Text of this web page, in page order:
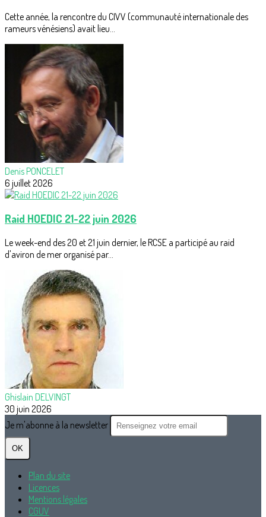
Cette année, la rencontre du CIVV (communauté internationale des
rameurs vénésiens) avait lieu...
Denis PONCELET
6 juillet 2026
Raid HOEDIC 21-22 juin 2026
Le week-end des 20 et 21 juin dernier, le RCSE a participé au raid
d'aviron de mer organisé par...
Ghislain DELVINGT
30 juin 2026
Je m'abonne à la newsletter
OK
Plan du site
Licences
Mentions légales
CGUV